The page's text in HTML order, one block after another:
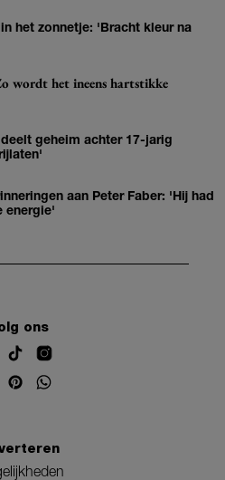
het zonnetje: 'Bracht kleur na
wordt het ineens hartstikke
geheim achter 17-jarig
aan Peter Faber: 'Hij had
energie'
ons